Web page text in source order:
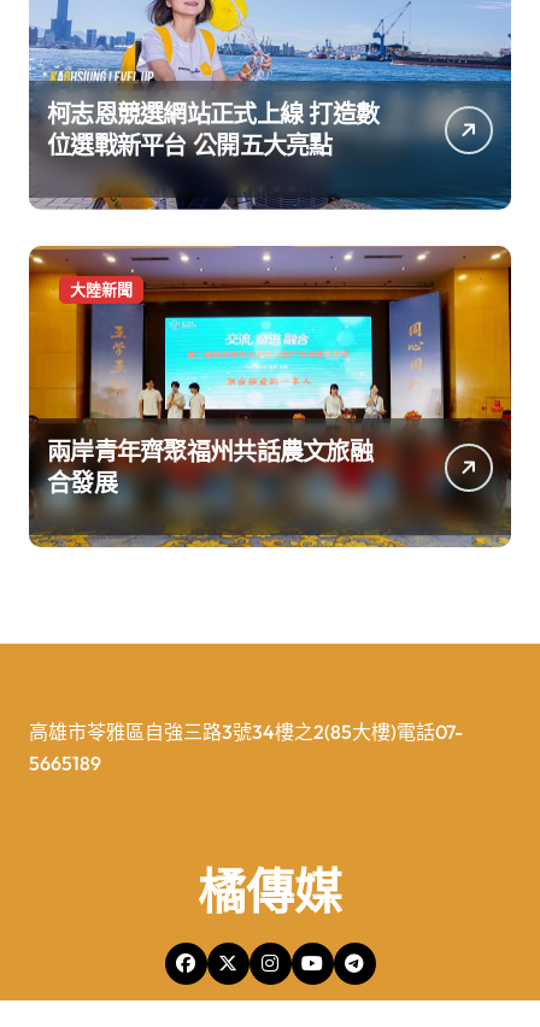
柯志恩競選網站正式上線 打造數
位選戰新平台 公開五大亮點
大陸新聞
兩岸青年齊聚福州共話農文旅融
合發展
高雄市苓雅區自強三路3號34樓之2(85大樓)電話07-
5665189
橘傳媒